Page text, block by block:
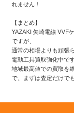
れません！
【まとめ】
YAZAKI 矢崎電線
ですが、
通常の相場よりも頑張
電動工具買取強化中で
地域最高値での買取を
で、まずは査定だけで